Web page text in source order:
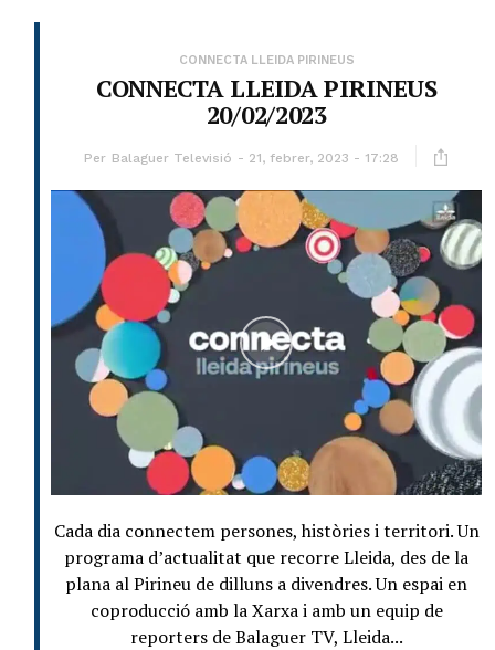
CONNECTA LLEIDA PIRINEUS
CONNECTA LLEIDA PIRINEUS
20/02/2023
Per Balaguer Televisió 21, febrer, 2023 - 17:28
Cada dia connectem persones, històries i territori. Un
programa d’actualitat que recorre Lleida, des de la
plana al Pirineu de dilluns a divendres. Un espai en
coproducció amb la Xarxa i amb un equip de
reporters de Balaguer TV, Lleida...